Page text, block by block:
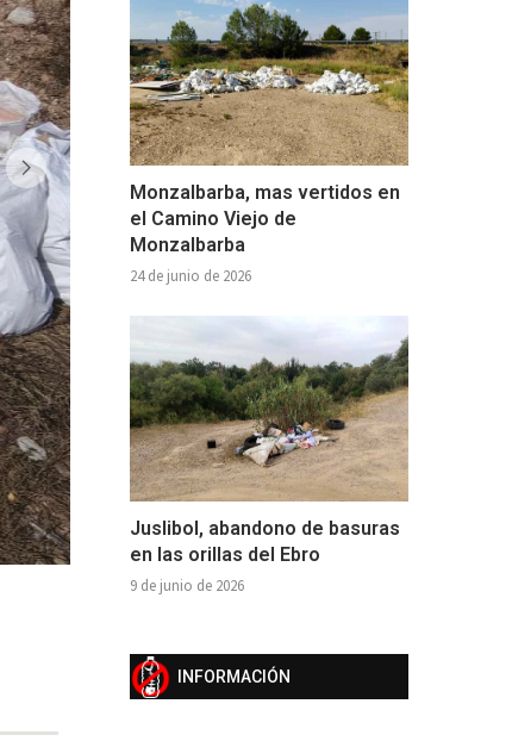
Monzalbarba, mas vertidos en
el Camino Viejo de
Monzalbarba
24 de junio de 2026
Juslibol, abandono de basuras
en las orillas del Ebro
9 de junio de 2026
INFORMACIÓN